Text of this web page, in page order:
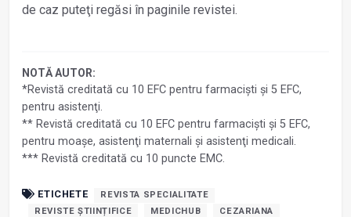
de caz puteţi regăsi în paginile revistei.
NOTĂ AUTOR:
*Revistă creditată cu 10 EFC pentru farmaciști și 5 EFC,
pentru asistenţi.
** Revistă creditată cu 10 EFC pentru farmaciști și 5 EFC,
pentru moașe, asistenţi maternali și asistenţi medicali.
*** Revistă creditată cu 10 puncte EMC.
ETICHETE
REVISTA SPECIALITATE
REVISTE ȘTIINȚIFICE
MEDICHUB CEZARIANA